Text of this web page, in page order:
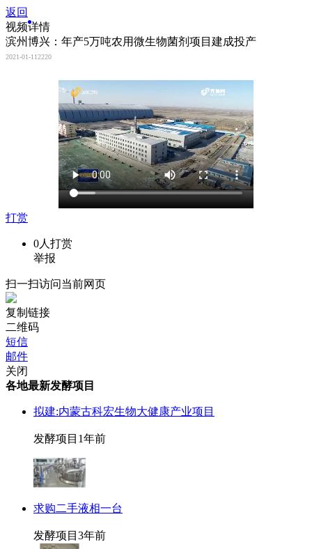
返回
视频详情
滨州博兴：年产5万吨农用微生物菌剂项目建成投产
2021-01-112220
打赏
0人打赏
举报
扫一扫访问当前网页
复制链接
二维码
短信
邮件
关闭
各地最新发酵项目
拟建:内蒙古科宏生物大健康产业项目
发酵项目 1年前
求购二手液相一台
发酵项目 3年前